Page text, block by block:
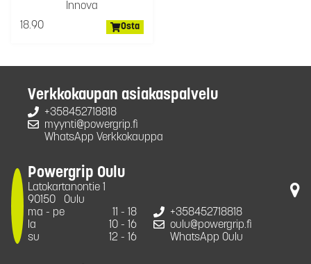
Innova
18.90
Osta
Verkkokaupan asiakaspalvelu
+358452718818
myynti@powergrip.fi
WhatsApp Verkkokauppa
Powergrip Oulu
Latokartanontie 1
90150
Oulu
ma - pe
11 - 18
la
10 - 16
su
12 - 16
+358452718818
oulu@powergrip.fi
WhatsApp Oulu